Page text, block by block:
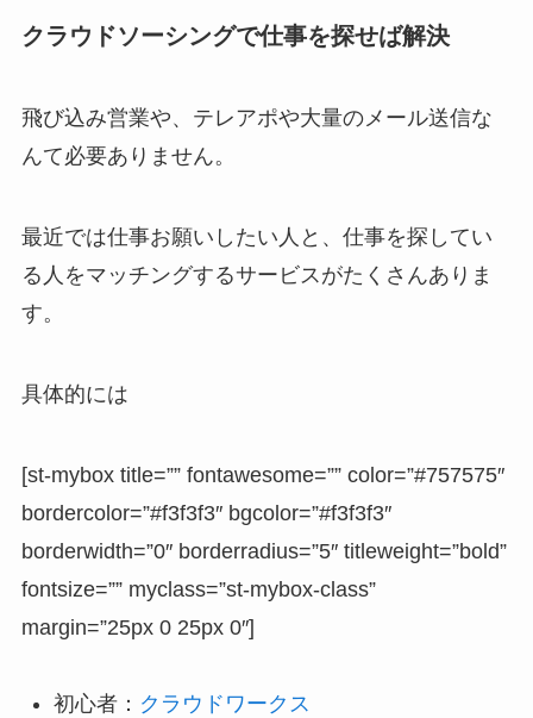
クラウドソーシングで仕事を探せば解決
飛び込み営業や、テレアポや大量のメール送信な
んて必要ありません。
最近では仕事お願いしたい人と、仕事を探してい
る人をマッチングするサービスがたくさんありま
す。
具体的には
[st-mybox title=”” fontawesome=”” color=”#757575″
bordercolor=”#f3f3f3″ bgcolor=”#f3f3f3″
borderwidth=”0″ borderradius=”5″ titleweight=”bold”
fontsize=”” myclass=”st-mybox-class”
margin=”25px 0 25px 0″]
初心者： クラウドワークス